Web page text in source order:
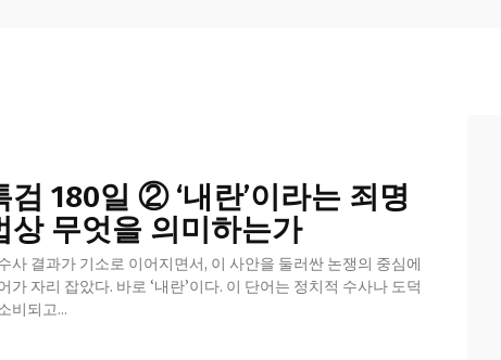
검 180일 ② ‘내란’이라는 죄명
상 무엇을 의미하는가
사 결과가 기소로 이어지면서, 이 사안을 둘러싼 논쟁의 중심에
가 자리 잡았다. 바로 ‘내란’이다. 이 단어는 정치적 수사나 도덕
비되고...